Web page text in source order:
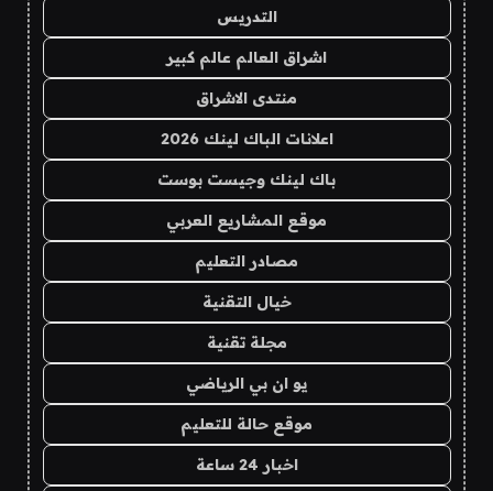
التدريس
اشراق العالم عالم كبير
منتدى الاشراق
اعلانات الباك لينك 2026
باك لينك وجيست بوست
موقع المشاريع العربي
مصادر التعليم
خيال التقنية
مجلة تقنية
يو ان بي الرياضي
موقع حالة للتعليم
اخبار 24 ساعة